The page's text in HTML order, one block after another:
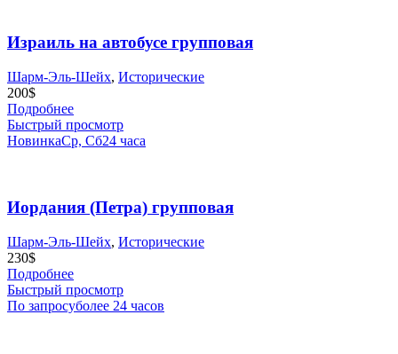
Израиль на автобусе групповая
Шарм-Эль-Шейх, Исторические
200$
Подробнее
Быстрый просмотр
НовинкаСр, Сб24 часа
Иордания (Петра) групповая
Шарм-Эль-Шейх, Исторические
230$
Подробнее
Быстрый просмотр
По запросуболее 24 часов